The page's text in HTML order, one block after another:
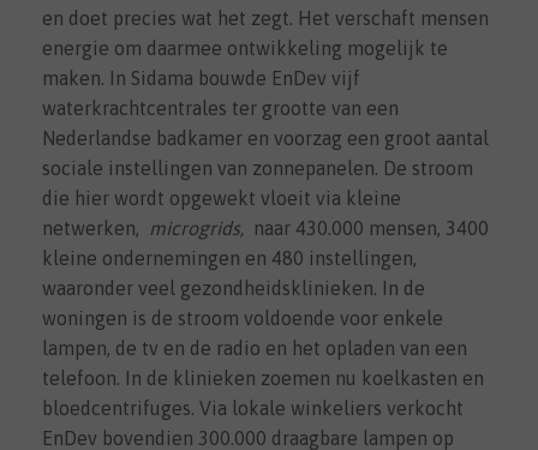
en doet precies wat het zegt. Het verschaft mensen
energie om daarmee ontwikkeling mogelijk te
maken. In Sidama bouwde EnDev vijf
waterkrachtcentrales ter grootte van een
Nederlandse badkamer en voorzag een groot aantal
sociale instellingen van zonnepanelen. De stroom
die hier wordt opgewekt vloeit via kleine
netwerken,
microgrids, naar 430.000 mensen, 3400
kleine ondernemingen en 480 instellingen,
waaronder veel gezondheidsklinieken. In de
woningen is de stroom voldoende voor enkele
lampen, de tv en de radio en het opladen van een
telefoon. In de klinieken zoemen nu koelkasten en
bloedcentrifuges. Via lokale winkeliers verkocht
EnDev bovendien 300.000 draagbare lampen op